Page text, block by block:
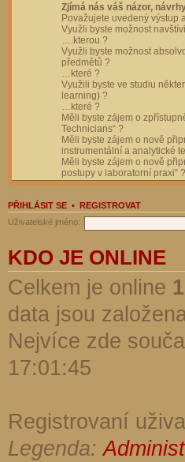
Zjímá nás váš názor,
Považujete uvedený
Využli byste možnost
….kterou ?
Využli byste možnost
předmětů ?
…které ?
Využili byste ve studiu
learning) ?
…které ?
Měli byste zájem o
Technicians“ ?
Měli byste zájem o nově
instrumentální a analytické
Měli byste zájem o nově
postupy v laboratorní praxi“ ?
PŘIHLÁSIT SE • REGISTROVAT
Uživatelské jméno:
KDO JE ONLINE
Celkem je online 1
data jsou
Nejvíce zde
17:01:45
Registrovaní
Legenda: